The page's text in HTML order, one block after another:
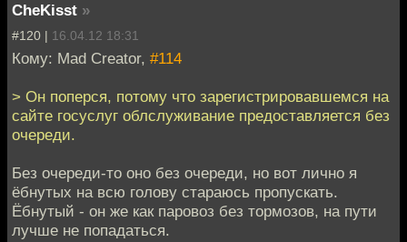
CheKisst »
#120 | 16.04.12 18:31
Кому: Mad Creator, #114
> Он поперся, потому что зарегистрировавшемся на
сайте госуслуг облслуживание предоставляется без
очереди.
Без очереди-то оно без очереди, но вот лично я
ёбнутых на всю голову стараюсь пропускать.
Ёбнутый - он же как паровоз без тормозов, на пути
лучше не попадаться.